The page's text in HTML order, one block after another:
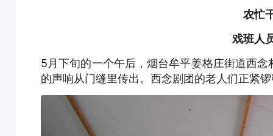
农忙
戏班人
5月下旬的一个午后，烟台牟平姜格庄街道西
的声响从门缝里传出。西念剧团的老人们正紧